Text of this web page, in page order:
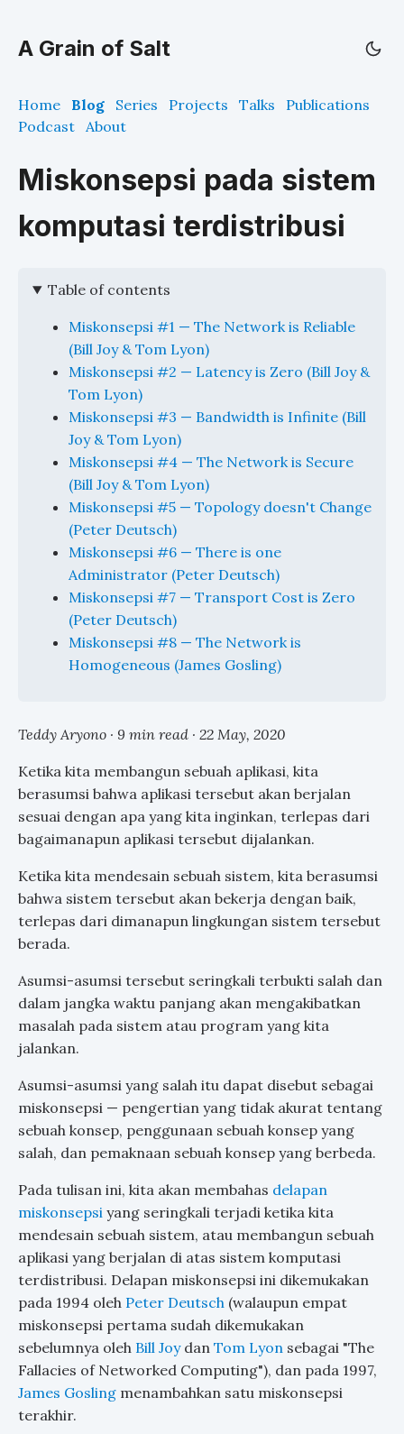
A Grain of Salt
Home Blog Series Projects Talks
Publications
Podcast About
Miskonsepsi pada sistem
komputasi terdistribusi
Table of contents
Miskonsepsi #1 — The Network is Reliable
(Bill Joy & Tom Lyon)
Miskonsepsi #2 — Latency is Zero (Bill Joy &
Tom Lyon)
Miskonsepsi #3 — Bandwidth is Infinite (Bill
Joy & Tom Lyon)
Miskonsepsi #4 — The Network is Secure
(Bill Joy & Tom Lyon)
Miskonsepsi #5 — Topology doesn't Change
(Peter Deutsch)
Miskonsepsi #6 — There is one
Administrator (Peter Deutsch)
Miskonsepsi #7 — Transport Cost is Zero
(Peter Deutsch)
Miskonsepsi #8 — The Network is
Homogeneous (James Gosling)
Teddy Aryono · 9 min read · 22 May, 2020
Ketika kita membangun sebuah aplikasi, kita
berasumsi bahwa aplikasi tersebut akan berjalan
sesuai dengan apa yang kita inginkan, terlepas dari
bagaimanapun aplikasi tersebut dijalankan.
Ketika kita mendesain sebuah sistem, kita berasumsi
bahwa sistem tersebut akan bekerja dengan baik,
terlepas dari dimanapun lingkungan sistem tersebut
berada.
Asumsi-asumsi tersebut seringkali terbukti salah dan
dalam jangka waktu panjang akan mengakibatkan
masalah pada sistem atau program yang kita
jalankan.
Asumsi-asumsi yang salah itu dapat disebut sebagai
miskonsepsi — pengertian yang tidak akurat tentang
sebuah konsep, penggunaan sebuah konsep yang
salah, dan pemaknaan sebuah konsep yang berbeda.
Pada tulisan ini, kita akan membahas delapan
miskonsepsi yang seringkali terjadi ketika kita
mendesain sebuah sistem, atau membangun sebuah
aplikasi yang berjalan di atas sistem komputasi
terdistribusi. Delapan miskonsepsi ini dikemukakan
pada 1994 oleh Peter Deutsch (walaupun empat
miskonsepsi pertama sudah dikemukakan
sebelumnya oleh Bill Joydan Tom Lyon sebagai "The
Fallacies of Networked Computing"), dan pada 1997,
James Gosling menambahkan satu miskonsepsi
terakhir.